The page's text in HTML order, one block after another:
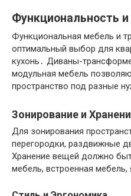
Функциональность
Функциональная мебель и
оптимальный выбор для
кухонь․ Диваны-
модульная мебель
пространство под разные
Зонирование и
Для зонирования
перегородки, раздвижные
Хранение вещей должно
мебель, встроенная